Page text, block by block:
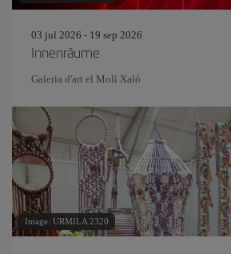
03 jul 2026 - 19 sep 2026
Innenräume
Galeria d'art el Molí Xaló
Image: URMILA 2320